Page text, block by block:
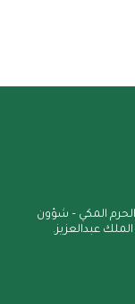
المكي – شؤون
عبدالعزيز.